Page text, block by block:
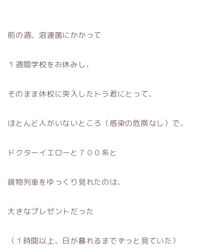
前の週、溶連菌にかかって
１週間学校をお休みし、
そのまま休校に突入したトラ君にとって、
ほとんど人がいないところ（感染の危険なし）で、
ドクターイエローと７００系と
貨物列車をゆっくり見れたのは、
大きなプレゼントだった
（１時間以上、日が暮れるまでずっと見ていた）